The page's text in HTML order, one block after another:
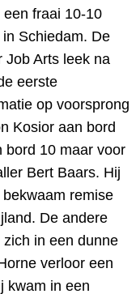
fraai 10-10
Schiedam. De
Job Arts leek na
eerste
op voorsprong
Kosior aan bord
bord 10 maar voor
Bert Baars. Hij
remise
De andere
in een dunne
verloor een
kwam in een